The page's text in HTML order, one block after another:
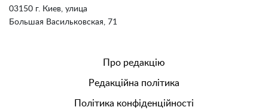
03150 г. Киев, улица
Большая Васильковская, 71
Про редакцію
Редакційна політика
Політика конфіденційності